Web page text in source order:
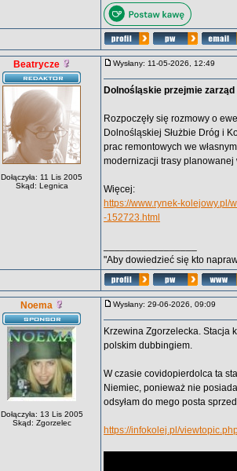
Beatrycze
Dołączyła: 11 Lis 2005
Skąd: Legnica
Wysłany: 11-05-2026, 12:49
Dolnośląskie przejmie
Rozpoczęły się rozmowy o
Dolnośląskiej Służbie Dróg i
prac remontowych we
modernizacji trasy
Więcej:
https://www.rynek-
-152723.html
"Aby dowiedzieć się kto
Noema
Dołączyła: 13 Lis 2005
Skąd: Zgorzelec
Wysłany: 29-06-2026, 09:09
Krzewina Zgorzelecka. Stacja
polskim dubbingiem.
W czasie covidopierdolca ta
Niemiec, ponieważ nie
odsyłam do mego posta
https://infokolej.pl/